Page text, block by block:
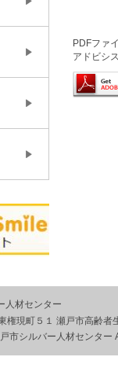
PDFファ
アドビシ
人材センター
現町５１ 瀬戸市高齢者
市シルバー人材センター